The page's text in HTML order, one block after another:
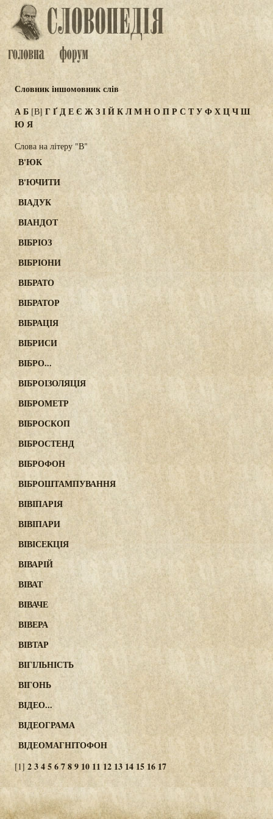
Словник іншомовник слів
АБ [В]ГҐДЕЄ ЖЗІЙКЛМНОПР С ТУФХЦЧШ
Ю Я
Слова на літеру "В"
В'ЮК
В'ЮЧИТИ
ВІАДУК
ВІАНДОТ
ВІБРІОЗ
ВІБРІОНИ
ВІБРАТО
ВІБРАТОР
ВІБРАЦІЯ
ВІБРИСИ
ВІБРО...
ВІБРОІЗОЛЯЦІЯ
ВІБРОМЕТР
ВІБРОСКОП
ВІБРОСТЕНД
ВІБРОФОН
ВІБРОШТАМПУВАННЯ
ВІВІПАРІЯ
ВІВІПАРИ
ВІВІСЕКЦІЯ
ВІВАРІЙ
ВІВАТ
ВІВАЧЕ
ВІВЕРА
ВІВТАР
ВІГІЛЬНІСТЬ
ВІГОНЬ
ВІДЕО...
ВІДЕОГРАМА
ВІДЕОМАГНІТОФОН
[1] 23456789 10 11 12 1314 1516 17